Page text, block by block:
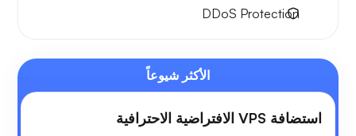
DDoS Protection
الأكثر شيوعاً
استضافة VPS الافتراضية الاحترافية